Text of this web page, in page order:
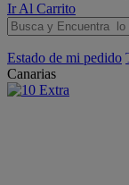
Ir Al Carrito
Estado de mi pedido
Canarias